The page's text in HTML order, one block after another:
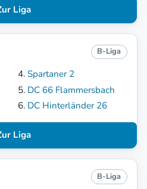
Liga
B-Liga
Spartaner 2
DC 66 Flammersbach
DC Hinterländer 26
Liga
B-Liga